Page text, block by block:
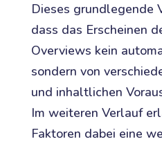
Dieses grundlegende
dass das Erscheinen
Overviews kein
sondern von
und inhaltlichen
Im weiteren Verlauf
Faktoren dabei eine